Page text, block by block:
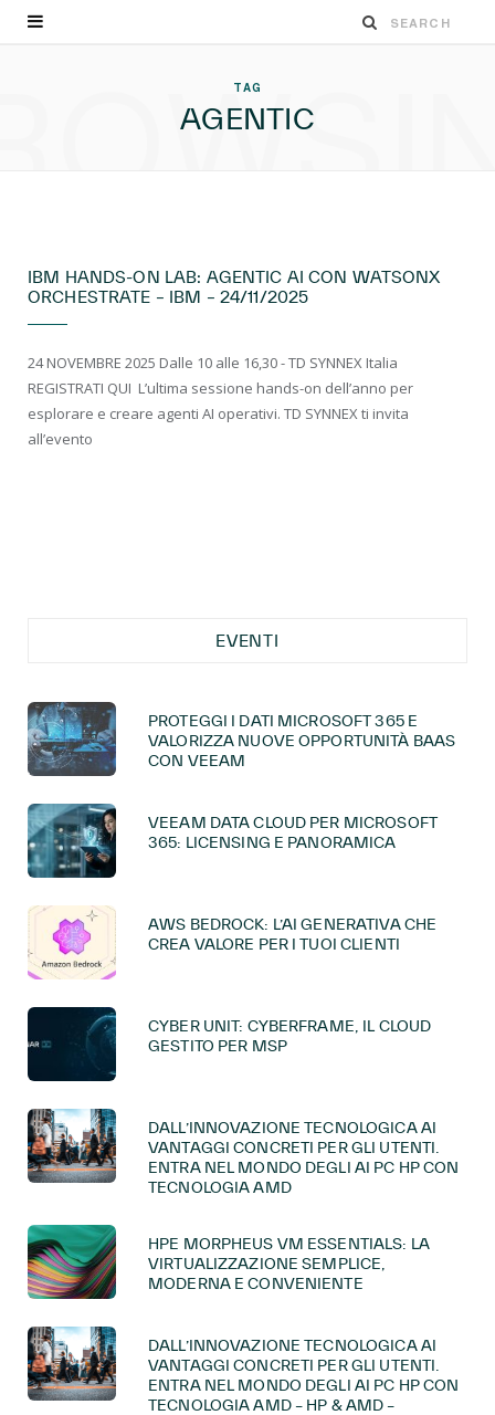
TAG
AGENTIC
IBM HANDS-ON LAB: AGENTIC AI CON WATSONX
ORCHESTRATE – IBM – 24/11/2025
24 NOVEMBRE 2025 Dalle 10 alle 16,30 - TD SYNNEX Italia
REGISTRATI QUI ​ L’ultima sessione hands-on dell’anno per
esplorare e creare agenti AI operativi. TD SYNNEX ti invita
all’evento
EVENTI
PROTEGGI I DATI MICROSOFT 365 E
VALORIZZA NUOVE OPPORTUNITÀ BAAS
CON VEEAM
VEEAM DATA CLOUD PER MICROSOFT
365: LICENSING E PANORAMICA
AWS BEDROCK: L’AI GENERATIVA CHE
CREA VALORE PER I TUOI CLIENTI
CYBER UNIT: CYBERFRAME, IL CLOUD
GESTITO PER MSP
DALL’INNOVAZIONE TECNOLOGICA AI
VANTAGGI CONCRETI PER GLI UTENTI.
ENTRA NEL MONDO DEGLI AI PC HP CON
TECNOLOGIA AMD
HPE MORPHEUS VM ESSENTIALS: LA
VIRTUALIZZAZIONE SEMPLICE,
MODERNA E CONVENIENTE
DALL’INNOVAZIONE TECNOLOGICA AI
VANTAGGI CONCRETI PER GLI UTENTI.
ENTRA NEL MONDO DEGLI AI PC HP CON
TECNOLOGIA AMD – HP & AMD –